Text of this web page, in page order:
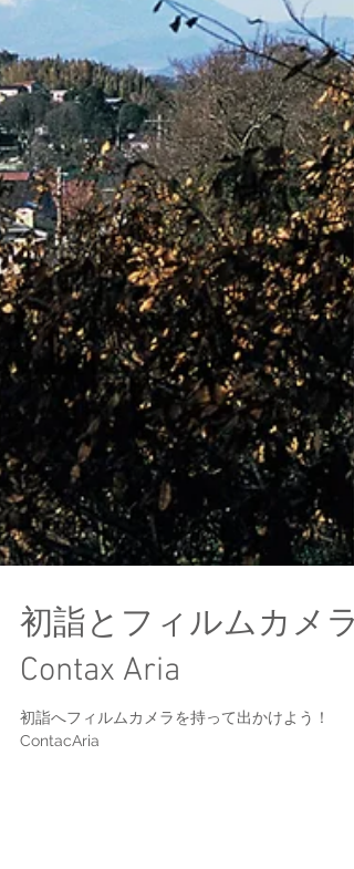
初詣とフィルムカメラ
Contax Aria